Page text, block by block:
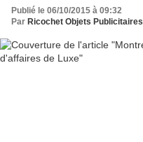
Publié le 06/10/2015 à 09:32
Par Ricochet Objets Publicitaires